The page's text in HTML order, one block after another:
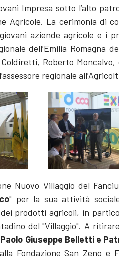
Impresa sotto l’alto
Agricole. La cerimonia di
aziende agricole e i
dell’Emilia Romagna
Roberto
regionale
Nuovo Villaggio del
" per la sua attività
prodotti agricoli, in
del "Villaggio". A
Paolo Giuseppe Belletti e
Fondazione San Zeno e